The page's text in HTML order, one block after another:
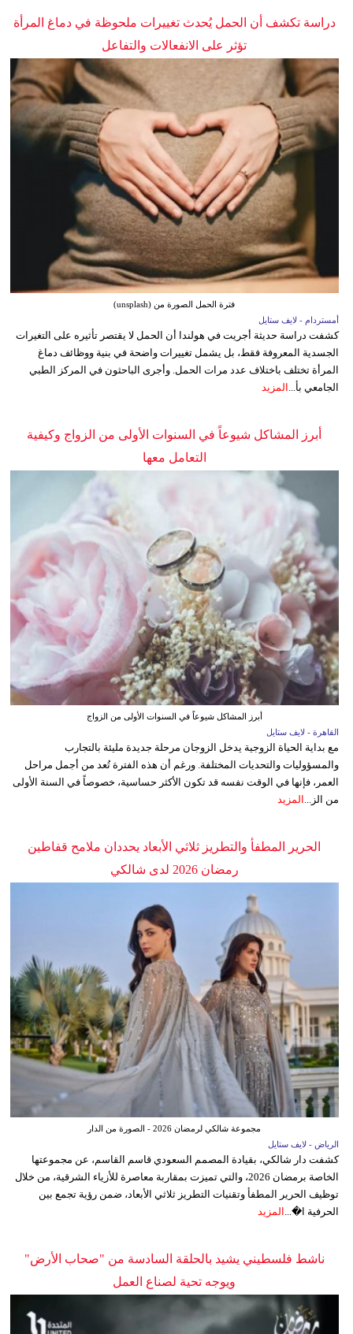
دراسة تكشف أن الحمل يُحدث تغييرات ملحوظة في دماغ المرأة
تؤثر على الانفعالات والتفاعل
فترة الحمل الصورة من (unsplash)
أمستردام - لايف ستايل
كشفت دراسة حديثة أجريت في هولندا أن الحمل لا يقتصر تأثيره على التغيرات
الجسدية المعروفة فقط، بل يشمل تغييرات واضحة في بنية ووظائف دماغ
المرأة تختلف باختلاف عدد مرات الحمل. وأجرى الباحثون في المركز الطبي
الجامعي بأ... المزيد
أبرز المشاكل شيوعاً في السنوات الأولى من الزواج وكيفية
التعامل معها
أبرز المشاكل شيوعاً في السنوات الأولى من الزواج
القاهرة - لايف ستايل
مع بداية الحياة الزوجية يدخل الزوجان مرحلة جديدة مليئة بالتجارب
والمسؤوليات والتحديات المختلفة. ورغم أن هذه الفترة تُعد من أجمل مراحل
العمر، فإنها في الوقت نفسه قد تكون الأكثر حساسية، خصوصاً في السنة الأولى
من الز...
المزيد
الحرير المطفأ والتطريز ثلاثي الأبعاد يحددان ملامح قفاطين
رمضان 2026 لدى شالكي
مجموعة شالكي لرمضان 2026 - الصورة من الدار
الرياض - لايف ستايل
كشفت دار شالكي، بقيادة المصمم السعودي قاسم القاسم، عن مجموعتها
الخاصة برمضان 2026، والتي تميزت بمقاربة معاصرة للأزياء الشرقية، من خلال
توظيف الحرير المطفأ وتقنيات التطريز ثلاثي الأبعاد، ضمن رؤية تجمع بين
الحرفية ا�... المزيد
ناشط فلسطيني يشيد بالحلقة السادسة من "صحاب الأرض"
ويوجه تحية لصناع العمل